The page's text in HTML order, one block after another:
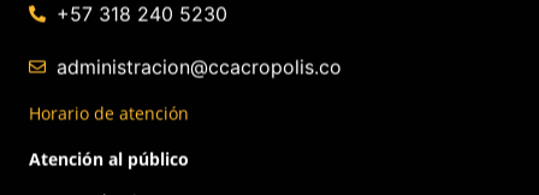
+57 318 240 5230
administracion@ccacropolis.co
Horario de atención
Atención al público